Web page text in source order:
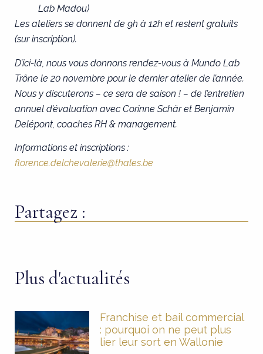
Lab Madou)
Les ateliers se donnent de 9h à 12h et restent gratuits
(sur inscription).
D’ici-là, nous vous donnons rendez-vous à Mundo Lab
Trône le 20 novembre pour le dernier atelier de l’année.
Nous y discuterons – ce sera de saison ! – de l’entretien
annuel d’évaluation avec Corinne Schär et Benjamin
Delépont, coaches RH & management.
Informations et inscriptions :
florence.delchevalerie@thales.be
Partagez :
Plus d'actualités
Franchise et bail commercial
: pourquoi on ne peut plus
lier leur sort en Wallonie